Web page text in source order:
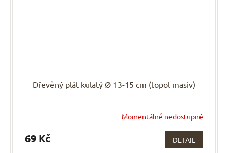
Dřevěný plát kulatý Ø 13-15 cm (topol masiv)
Momentálně nedostupné
69 Kč DETAIL